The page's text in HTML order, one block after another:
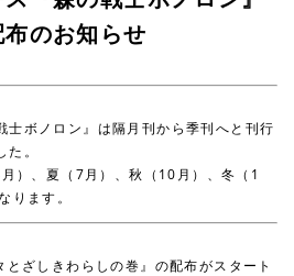
のお知らせ
士ボノロン』は隔月刊から季刊へと刊行
。
）、夏（7月）、秋（10月）、冬（1
ります。
ざしきわらしの巻』の配布がスタート